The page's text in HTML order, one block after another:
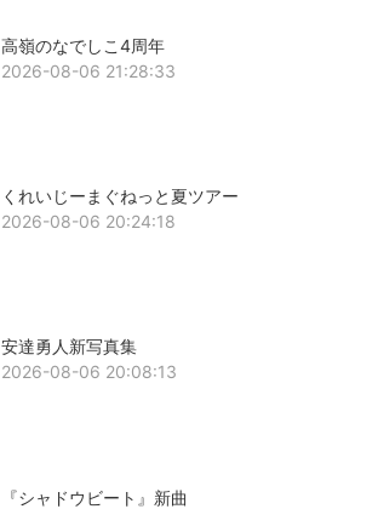
高嶺のなでしこ4周年
2026-08-06 21:28:33
くれいじーまぐねっと夏ツアー
2026-08-06 20:24:18
安達勇人新写真集
2026-08-06 20:08:13
『シャドウビート』新曲